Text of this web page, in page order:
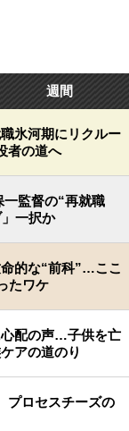
週間
氷河期にリクルー
者の道へ
監督の“再就職
一択か
的な“前科”…ここ
たワケ
配の声…子供を亡
アの道のり
プロセスチーズの